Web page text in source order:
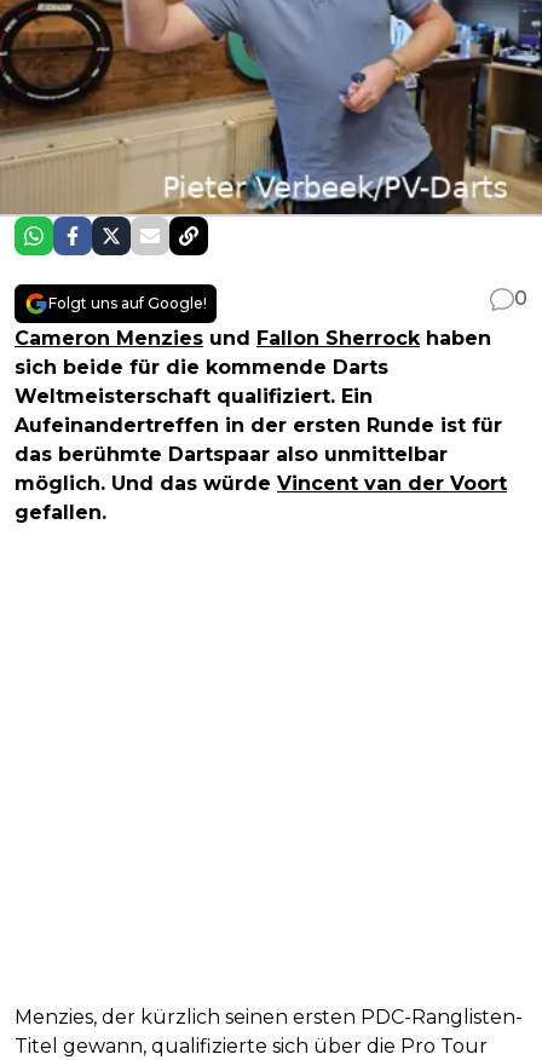
Folgt uns auf Google!
0
Cameron Menzies und Fallon Sherrockhaben
sich beide für die kommende Darts
Weltmeisterschaft qualifiziert. Ein
Aufeinandertreffen in der ersten Runde ist für
das berühmte Dartspaar also unmittelbar
möglich. Und das würde Vincent van der Voort
gefallen.
Menzies, der kürzlich seinen ersten PDC-Ranglisten-
Titel gewann, qualifizierte sich über die Pro Tour